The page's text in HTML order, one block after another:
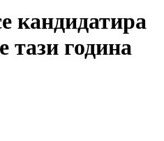
кандидатира
тази година